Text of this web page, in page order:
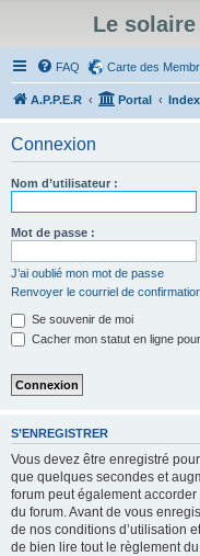
Le
FAQ Carte des
A.P.P.E.R Portal
Connexion
Nom d’utilisateur :
Mot de passe :
J’ai oublié mon mot de passe
Renvoyer le courriel de
Se souvenir de moi
Cacher mon statut en ligne
S’ENREGISTRER
Vous devez être enregistré
que quelques secondes et
forum peut également
du forum. Avant de vous
de nos conditions d’utilisation
de bien lire tout le règlement du